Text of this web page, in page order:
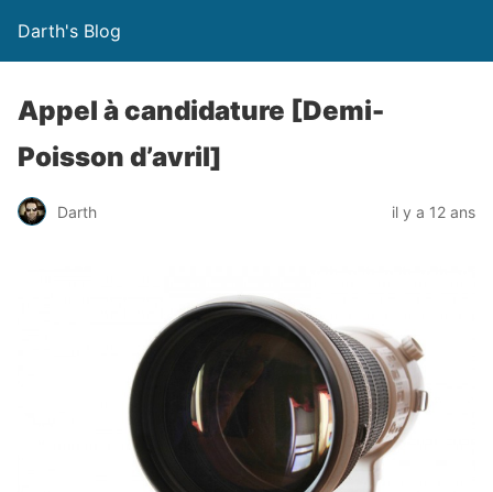
Darth's Blog
Appel à candidature [Demi-
Poisson d’avril]
Darth il y a 12 ans